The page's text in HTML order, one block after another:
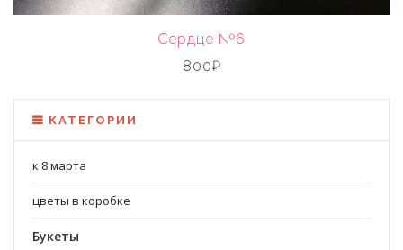
Сердце №6
800₽
КАТЕГОРИИ
к 8 марта
цветы в коробке
Букеты